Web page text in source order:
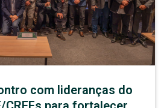
com lideranças do